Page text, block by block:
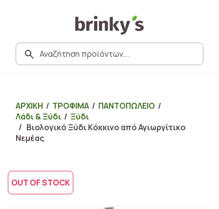
ΑΡΧΙΚΗ / ΤΡΟΦΙΜΑ / ΠΑΝΤΟΠΩΛΕΙΟ /
Λάδι & Ξύδι / Ξύδι
/ Βιολογικό Ξύδι Kόκκινο από Αγιωργίτικο
Νεμέας
OUT OF STOCK